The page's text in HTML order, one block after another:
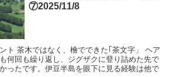
⑦2025/11/8
ト 茶木ではなく、檜でできた｢茶文字」 ヘア
何回も繰り返し、ジグザクに登り詰めた先で
ったです。伊豆半島を眼下に見る経験は他で